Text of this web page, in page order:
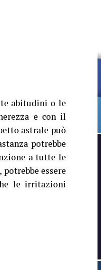
abitudini o le
e con il
astrale può
potrebbe
a tutte le
essere
le irritazioni